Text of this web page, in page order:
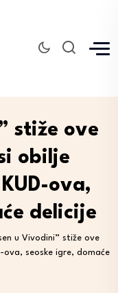
stiže ove
obilje
ova,
delicije
u Vivodini” stiže ove
ova, seoske igre, domaće